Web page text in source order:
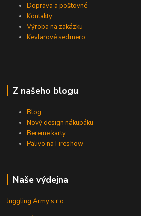
Doprava a poštovné
Kontakty
Výroba na zakázku
Kevlarové sedmero
Z našeho blogu
Blog
Nový design nákupáku
Bereme karty
Palivo na Fireshow
Naše výdejna
Juggling Army s.r.o.